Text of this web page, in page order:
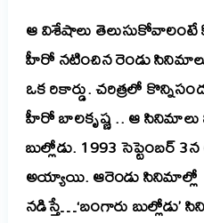
ఆ విశేషాలు తెలుసుకోవాలంటే
హీరో నటించిన రెండు
ఒక రికార్డు. చరిత్రలో
హీరో బాలకృష్ణ .. ఆ సినిమాలు
బుల్లోడు. 1993 సెప్టెంబర్
అయ్యాయి. ఆరెండు సినిమాల్లో
నడిస్తే…‘బంగారు